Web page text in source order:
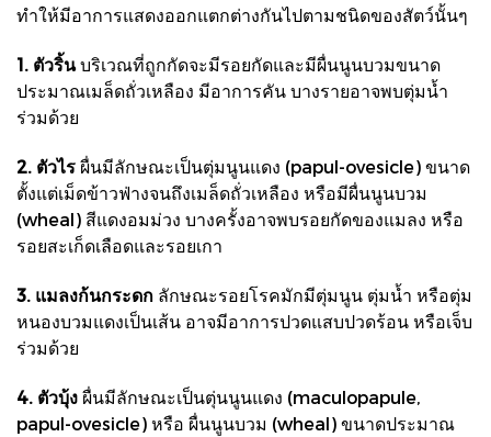
ทำให้มีอาการแสดงออกแตกต่างกันไปตามชนิดของสัตว์นั้นๆ
1. ตัวริ้นบริเวณที่ถูกกัดจะมีรอยกัดและมีผื่นนูนบวมขนาด
ประมาณเมล็ดถั่วเหลือง มีอาการคัน บางรายอาจพบตุ่มน้ำ
ร่วมด้วย
2. ตัวไร ผื่นมีลักษณะเป็นตุ่มนูนแดง (papul-ovesicle) ขนาด
ตั้งแต่เม็ดข้าวฟ่างจนถึงเมล็ดถั่วเหลือง หรือมีผื่นนูนบวม
(wheal) สีแดงอมม่วง บางครั้งอาจพบรอยกัดของแมลง หรือ
รอยสะเก็ดเลือดและรอยเกา
3. แมลงก้นกระดก ลักษณะรอยโรคมักมีตุ่มนูน ตุ่มน้ำ หรือตุ่ม
หนองบวมแดงเป็นเส้น อาจมีอาการปวดแสบปวดร้อน หรือเจ็บ
ร่วมด้วย
4. ตัวบุ้ง ผื่นมีลักษณะเป็นตุ่นนูนแดง (maculopapule,
papul-ovesicle) หรือ ผื่นนูนบวม (wheal) ขนาดประมาณ